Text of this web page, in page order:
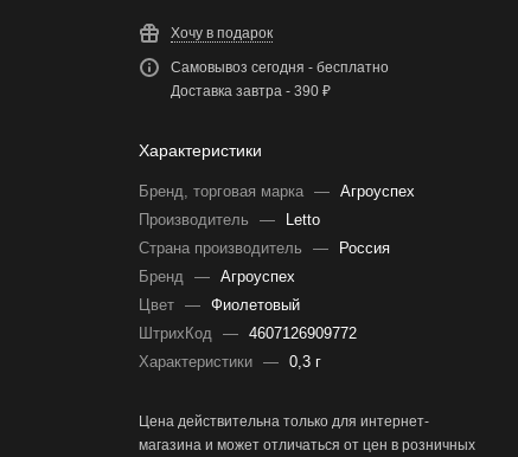
Хочу в подарок
Самовывоз сегодня - бесплатно
Доставка завтра - 390 ₽
Характеристики
Бренд, торговая марка — Агроуспех
Производитель
—
Letto
Страна производитель
—
Россия
Бренд — Агроуспех
Цвет — Фиолетовый
ШтрихКод — 4607126909772
Характеристики — 0,3 г
Цена действительна только для интернет-
магазина и может отличаться от цен в розничных